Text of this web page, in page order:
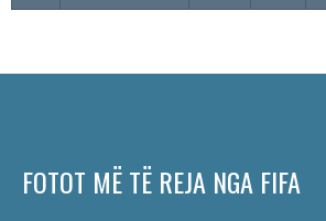
FOTOT MË TË REJA NGA FIFA